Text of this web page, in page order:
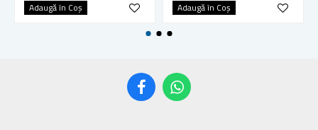
Adaugă în Coş Adaugă în Coş